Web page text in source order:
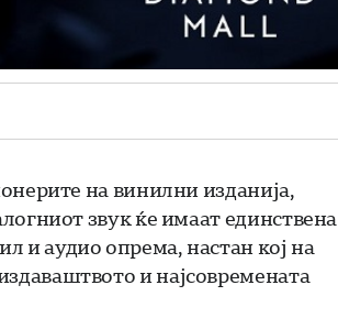
на винилни изданија,
звук ќе имаат единствена
и аудио опрема, настан кој на
и најсовремената